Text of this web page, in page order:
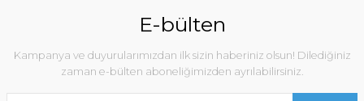
E-bülten
Kampanya ve duyurularımızdan ilk sizin haberiniz olsun! Dilediğiniz
zaman e-bülten aboneliğimizden ayrılabilirsiniz.